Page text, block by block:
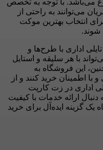
می‌توانند به راحتی از
انتخاب بهترین موکت
شوند.
اداری با طرح‌ها و
با هر سلیقه و استایل
این فروشگاه به
با اطمینان خرید کنند و از
اداری در زت کارپت
ارائه خدمات با کیفیت
گزینه ایده‌آل برای خرید